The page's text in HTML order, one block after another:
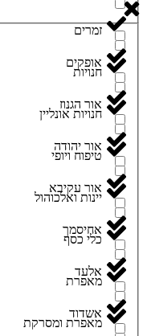
זמרים
חנויות
חנויות אונליין
טיפוח ויופי
יינות ואלכוהול
כלי כסף
מאפרת
מאפרת ומסרקת
אופקים
אור הגנוז
אור יהודה
אור עקיבא
אחיסמך
אלעד
אשדוד